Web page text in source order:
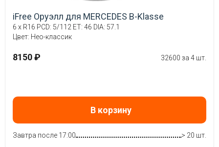
iFree Оруэлл для MERCEDES B-Klasse
6 x R16 PCD: 5/112 ET: 46 DIA: 57.1
Цвет: Нео-классик
8150 ₽ 32600 за 4 шт.
В корзину
Завтра после 17:00 > 20 шт.